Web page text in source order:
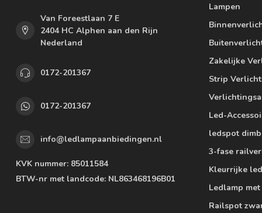
Van Foreestlaan 7 E
2404 HC Alphen aan den Rijn
Nederland
0172-201367
0172-201367
info@ledlampaanbiedingen.nl
KVK nummer: 85011584
BTW-nr met landcode: NL863468196B01
Lampen
Zakelijke
Strip
Led-
ledspot
3-fase
Kleurrijke
Ledlamp
Railspot